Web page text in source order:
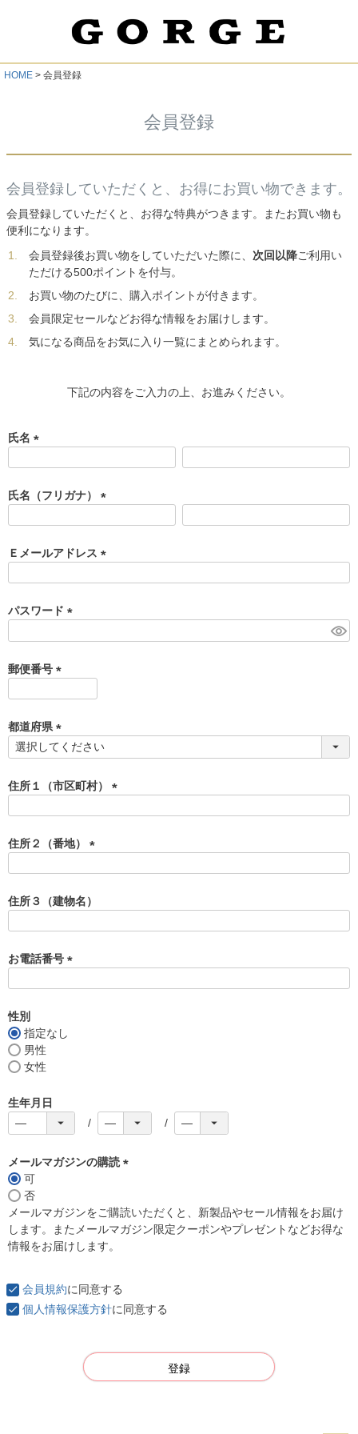
HOME 会員登録
会員登録
会員登録していただくと、お得にお買い物できます。
会員登録していただくと、お得な特典がつきます。またお買い物も
便利になります。
会員登録後お買い物をしていただいた際に、 次回以降ご利用い
ただける500ポイントを付与。
お買い物のたびに、購入ポイントが付きます。
会員限定セールなどお得な情報をお届けします。
気になる商品をお気に入り一覧にまとめられます。
下記の内容をご入力の上、お進みください。
氏名
須
)
氏名（フリガナ）
須
)
Ｅメールアドレス
)
パスワード
)
郵便番号
須
)
都道府県
(
須
)
住所１（市区町村）
)
住所２（番地）
須
)
住所３（建物名）
お電話番号
性別
指定なし
男性
女性
生年月日
メールマガジンの購読
須
)
可
否
メールマガジンをご購読いただくと、新製品やセール情報をお届け
します。またメールマガジン限定クーポンやプレゼントなどお得な
情報をお届けします。
会員規約に同意する
個人情報保護方針に同意する
登録